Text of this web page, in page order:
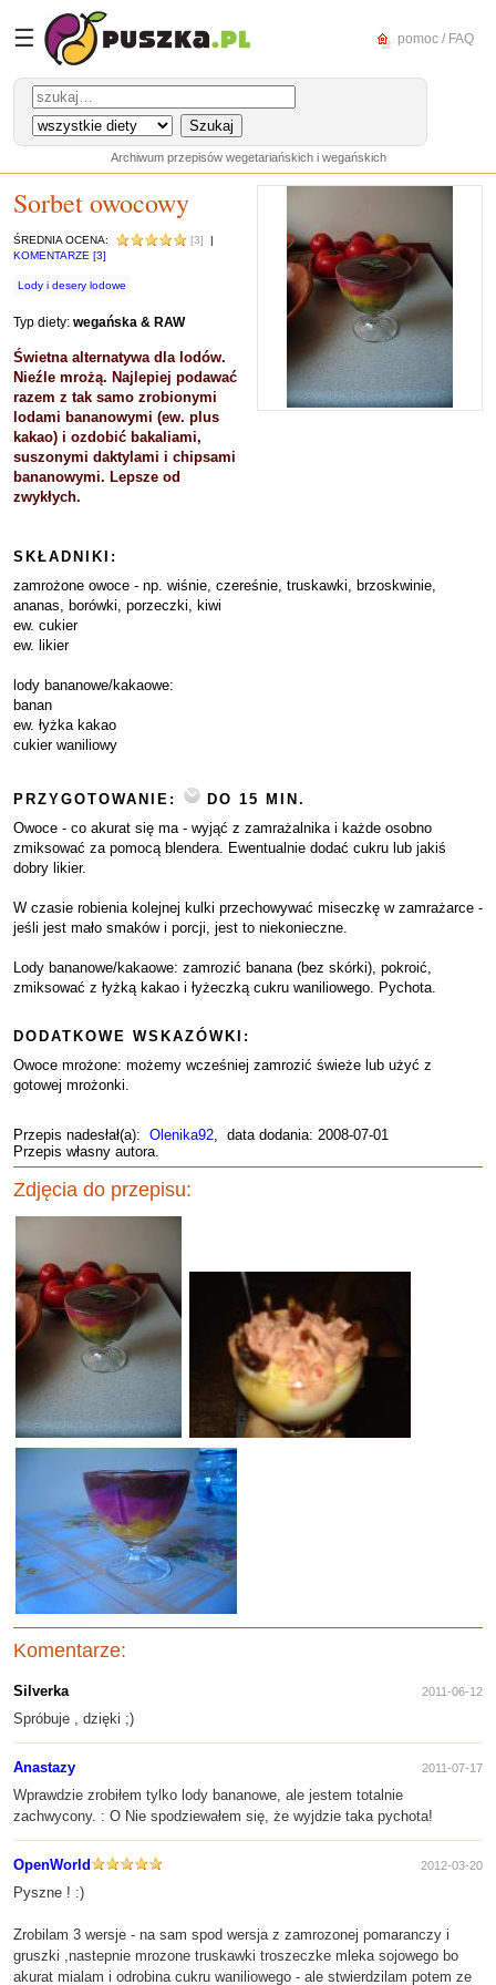
☰ pomoc / FAQ
Archiwum przepisów wegetariańskich i wegańskich
Sorbet owocowy
ŚREDNIA OCENA: [3]
|
KOMENTARZE [3]
Lody i desery lodowe
Typ diety: wegańska & RAW
Świetna alternatywa dla lodów.
Nieźle mrożą. Najlepiej podawać
razem z tak samo zrobionymi
lodami bananowymi (ew. plus
kakao) i ozdobić bakaliami,
suszonymi daktylami i chipsami
bananowymi. Lepsze od
zwykłych.
SKŁADNIKI:
zamrożone owoce - np. wiśnie, czereśnie, truskawki, brzoskwinie,
ananas, borówki, porzeczki, kiwi
ew. cukier
ew. likier
lody bananowe/kakaowe:
banan
ew. łyżka kakao
cukier waniliowy
PRZYGOTOWANIE:
DO 15 MIN.
Owoce - co akurat się ma - wyjąć z zamrażalnika i każde osobno
zmiksować za pomocą blendera. Ewentualnie dodać cukru lub jakiś
dobry likier.
W czasie robienia kolejnej kulki przechowywać miseczkę w zamrażarce -
jeśli jest mało smaków i porcji, jest to niekonieczne.
Lody bananowe/kakaowe: zamrozić banana (bez skórki), pokroić,
zmiksować z łyżką kakao i łyżeczką cukru waniliowego. Pychota.
DODATKOWE WSKAZÓWKI:
Owoce mrożone: możemy wcześniej zamrozić świeże lub użyć z
gotowej mrożonki.
Przepis nadesłał(a): Olenika92, data dodania: 2008-07-01
Przepis własny autora.
Zdjęcia do przepisu:
Komentarze:
Silverka 2011-06-12
Spróbuje , dzięki ;)
Anastazy 2011-07-17
Wprawdzie zrobiłem tylko lody bananowe, ale jestem totalnie
zachwycony. : O Nie spodziewałem się, że wyjdzie taka pychota!
OpenWorld 2012-03-20
Pyszne ! :)
Zrobilam 3 wersje - na sam spod wersja z zamrozonej pomaranczy i
gruszki ,nastepnie mrozone truskawki troszeczke mleka sojowego bo
akurat mialam i odrobina cukru waniliowego - ale stwierdzilam potem ze